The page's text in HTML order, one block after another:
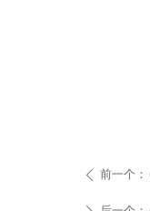
ꄴ 前一个：